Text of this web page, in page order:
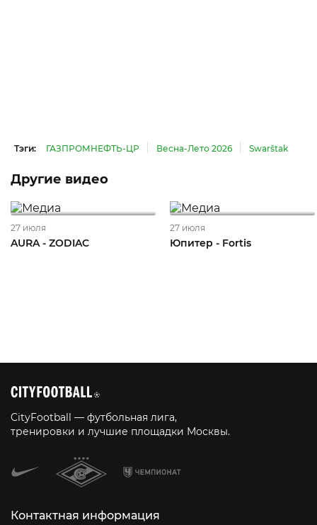
Тэги: ГАЗПРОМНЕФТЬ-ЦР Весна-Лето 2026 Swarštak
Другие видео
27 июля
AURA - ZODIAC
27 июля
Юпитер - Fortis
CityFootball — футбольная лига,
тренировки и лучшие площадки Москвы.
Контактная информация